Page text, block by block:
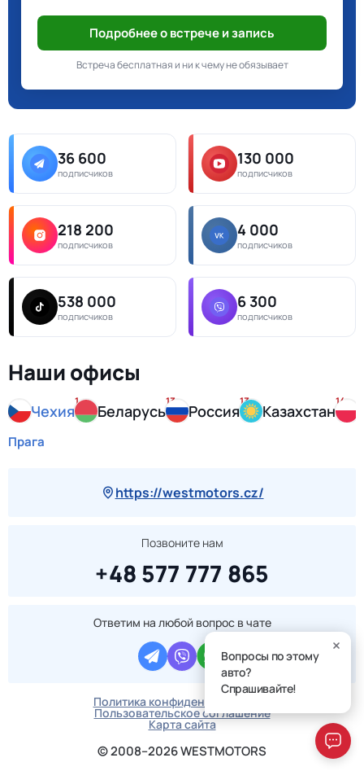
Подробнее о встрече и запись
Встреча бесплатная и ни к чему не обязывает
36 600
подписчиков
130 000
подписчиков
218 200
подписчиков
4 000
подписчиков
538 000
подписчиков
6 300
подписчиков
Наши офисы
Чехия
1
Беларусь
13
Россия
13
Казахстан
14
Прага
https://westmotors.cz/
Позвоните нам
+48 577 777 865
Ответим на любой вопрос в чате
Политика конфиденциальности
Пользовательское соглашение
Карта сайта
© 2008–2026 WESTMOTORS
Вопросы по этому
авто?
Спрашивайте!